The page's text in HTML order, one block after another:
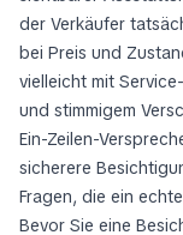
der Verkäufer
bei Preis und
vielleicht mit
und stimmigem
Ein-Zeilen-
sicherere
Fragen, die ein
Bevor Sie eine